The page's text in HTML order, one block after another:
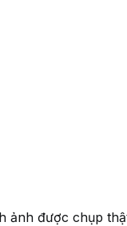
ảnh được chụp